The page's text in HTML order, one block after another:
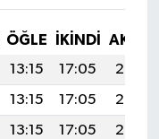
ÖĞLE İKINDI
13:15 17:05
20:26
13:15 17:05
20:25
13:15 17:05
20:24